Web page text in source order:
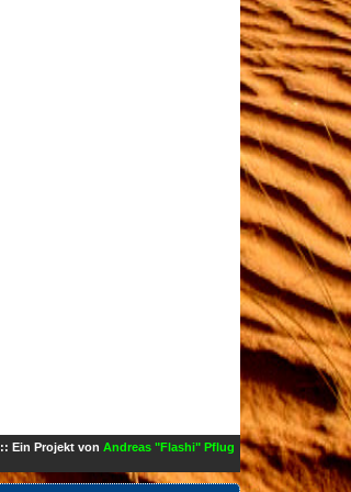
:: Ein Projekt vonAndreas "Flashi" Pflug